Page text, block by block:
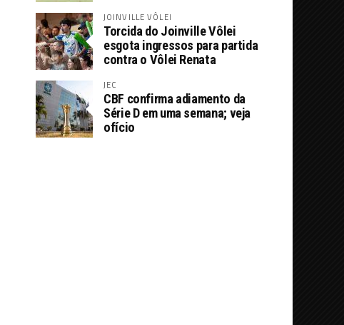
JOINVILLE VÔLEI
Torcida do Joinville Vôlei
esgota ingressos para partida
contra o Vôlei Renata
JEC
CBF confirma adiamento da
Série D em uma semana; veja
ofício